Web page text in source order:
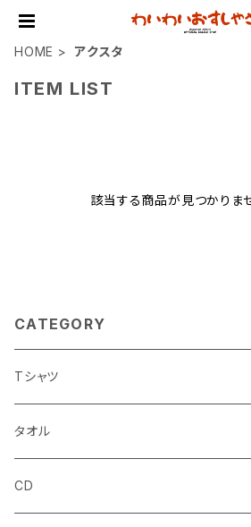
HOME アクスタ
ITEM LIST
該当する商品が見つかりませ
CATEGORY
Tシャツ
タオル
CD